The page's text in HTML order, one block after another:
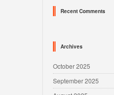
Recent Comments
Archives
October 2025
September 2025